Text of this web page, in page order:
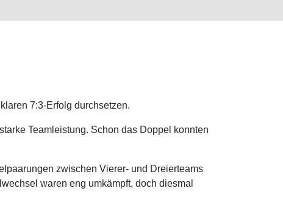
7:3-Erfolg durchsetzen.
Teamleistung. Schon das Doppel konnten
zwischen Vierer- und Dreierteams
waren eng umkämpft, doch diesmal